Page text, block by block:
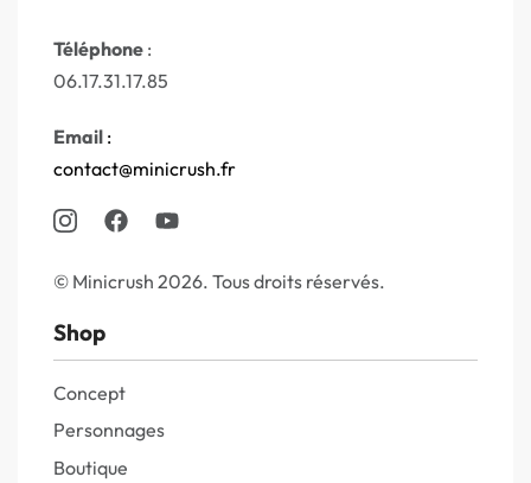
Téléphone :
06.17.31.17.85
Email :
contact@minicrush.fr
© Minicrush 2026. Tous droits réservés.
Shop
Concept
Personnages
Boutique